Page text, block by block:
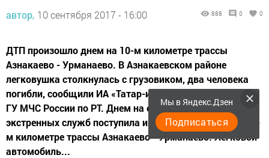
автор, 10 сентября 2017 - 16:00 888 0 0
ДТП произошло днем на 10-м километре трассы
Азнакаево - Урманаево. В Азнакаевском районе
легковушка столкнулась с грузовиком, два человека
погибли, сообщили ИА «Татар-информ» в пресс-службе
ГУ МЧС России по РТ. Днем на единый номер вызова
экстренных служб поступила информация о ДТП на 10-
м километре трассы Азнакаево - Урманаево. Легковой
автомобиль...
Мы в Яндекс.Дзен
Подписаться